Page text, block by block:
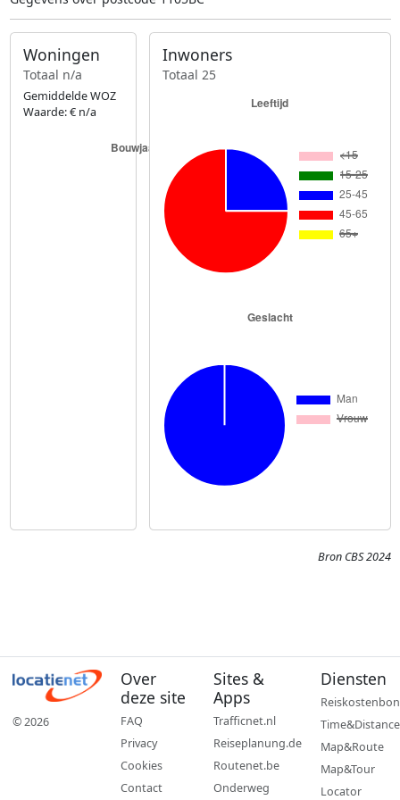
Woningen
Totaal n/a
Gemiddelde WOZ
Waarde: € n/a
Inwoners
Totaal 25
Bron CBS 2024
© 2026
Over
deze site
FAQ
Privacy
Cookies
Contact
Sites &
Apps
Trafficnet.nl
Reiseplanung.de
Routenet.be
Onderweg
Diensten
Reiskostenbon
Time&Distance
Map&Route
Map&Tour
Locator